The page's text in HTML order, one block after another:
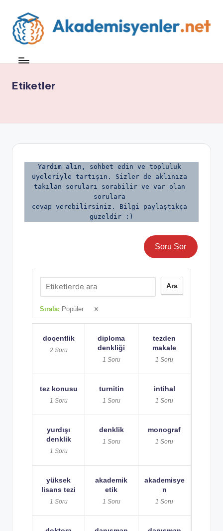
Etiketler
Yardım alın, sohbet edin ve topluluk
üyeleriyle tartışın. Sizler de aklınıza
takılan soruları sorabilir ve var olan
sorulara
cevap verebilirsiniz. Bilgi paylaştıkça
güzeldir :)
Soru Sor
Ara
Sırala: Popüler
doçentlik
2 Soru
diploma
denkliği
1 Soru
tezden
makale
1 Soru
tez konusu
1 Soru
turnitin
1 Soru
intihal
1 Soru
yurdışı
denklik
1 Soru
denklik
1 Soru
monograf
1 Soru
yüksek
lisans tezi
1 Soru
akademik
etik
1 Soru
akademisye
n
1 Soru